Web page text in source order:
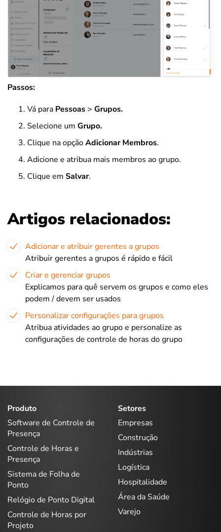
Passos:
Vá para Pessoas > Grupos.
Selecione um Grupo.
Clique na opçãoAdicionar Membros.
Adicione e atribua mais membros ao grupo.
Clique em Salvar.
Artigos relacionados:
Adicionar e atribuir gerentes a grupos
Atribuir gerentes a grupos é rápido e fácil
Criar e gerenciar grupos
Explicamos para quê servem os grupos e como eles
podem / devem ser usados
Personalizar configurações para grupos
Atribua atividades ao grupo e personalize as
configurações de controle de horas do grupo
Produto
Software de Controle de
Presença
Controle de Horas e
Presença
Sistema de Folha de
Ponto
Relógio de Ponto Digital
Controle de Horas por
Projeto
Setores
Empresas
Construção
Indústrias
Logística
Hospitalidade
Área da Saúde
Varejo